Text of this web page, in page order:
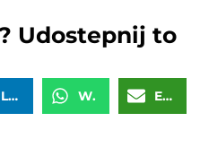
Udostepnij to
LinkedIn WhatsApp Email